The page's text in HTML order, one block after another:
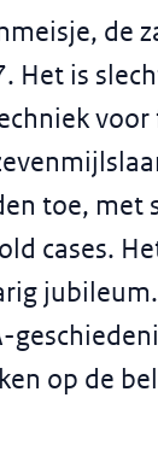
de
Het is
toe, met
cases.
op de